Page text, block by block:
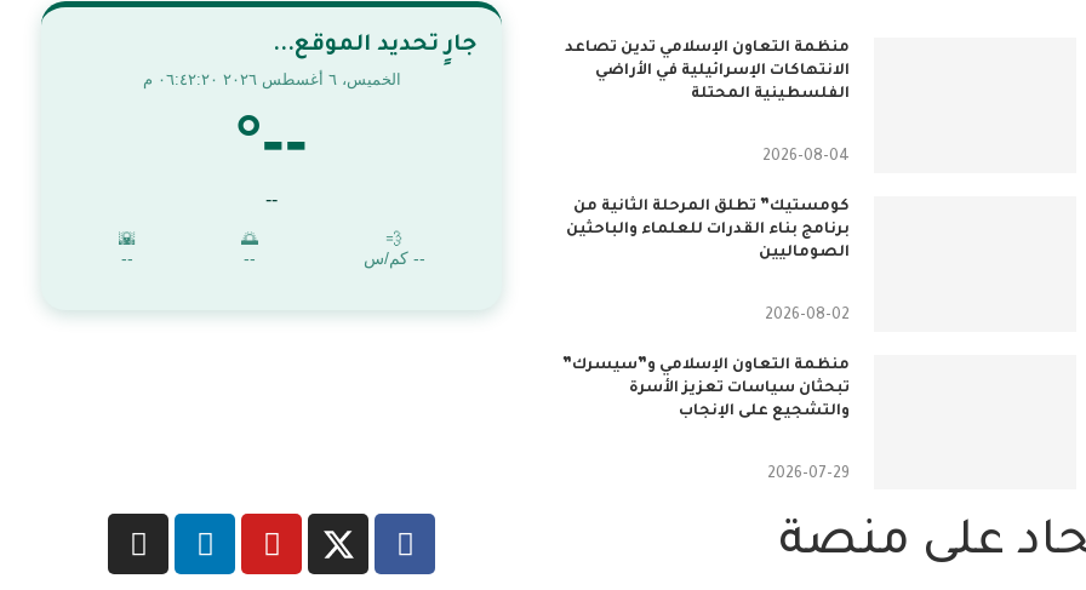
منظمة التعاون الإسلامي تدين تصاعد
الانتهاكات الإسرائيلية في الأراضي
الفلسطينية المحتلة
2026-08-04
كومستيك” تطلق المرحلة الثانية من
برنامج بناء القدرات للعلماء والباحثين
الصوماليين
2026-08-02
منظمة التعاون الإسلامي و”سيسرك”
تبحثان سياسات تعزيز الأسرة
والتشجيع على الإنجاب
2026-07-29
جارٍ تحديد الموقع...
الخميس، ٦ أغسطس ٢٠٢٦ ٠٦:٤٢:٢١ م
--°
--
💨
-- كم/س
🌅
--
🌇
--
على منصة